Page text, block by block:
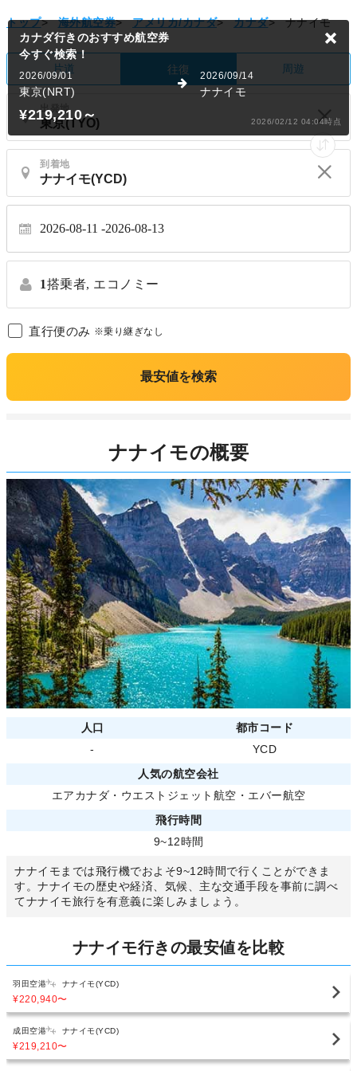
トップ> 海外航空券> アメリカ/カナダ> カナダ> ナナイモ
片道 往復 周遊
出発地
到着地
2026-08-11 2026-08-13
1搭乗者, エコノミー
直行便のみ ※乗り継ぎなし
最安値を検索
カナダ行きのおすすめ航空券
今すぐ検索！
2026/09/01
東京(NRT)
2026/09/14
ナナイモ
¥219,210～ 2026/02/12 04:04時点
ナナイモの概要
人口
都市コード
-
YCD
人気の航空会社
エアカナダ ・ ウエストジェット航空 ・ エバー航空
飛行時間
9~12時間
ナナイモまでは飛行機でおよそ9~12時間で行くことができま
す。ナナイモの歴史や経済、気候、主な交通手段を事前に調べ
てナナイモ旅行を有意義に楽しみましょう。
ナナイモ行きの最安値を比較
羽田空港 ナナイモ(YCD)
¥220,940〜
成田空港 ナナイモ(YCD)
¥219,210〜